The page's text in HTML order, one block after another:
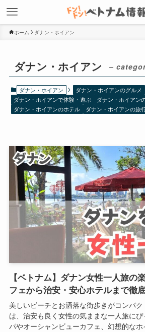
ホーム ダナン・ホイアン
ダナン・ホイアン –
ダナン・ホイアン
ダナン・ホイアンのグルメ
ダナン・ホイアンで体験・遊ぶ
ダナン・ホイアン
ダナン・ホイアンのホテル
ダナン・ホイアンの旅
【ベトナム】ダナン女性一人旅の
フェから治安・安心ホテルまで徹
美しいビーチとお洒落な街歩きがコンパ
は、治安も良く女性の気ままな一人旅に
パやオーシャンビューカフェ、幻想的な